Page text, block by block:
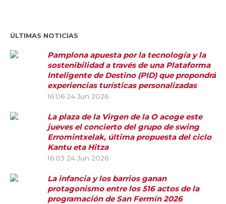
ÚLTIMAS NOTICIAS
Pamplona apuesta por la tecnología y la
sostenibilidad a través de una Plataforma
Inteligente de Destino (PID) que propondrá
experiencias turísticas personalizadas
16:06 24 Jun 2026
La plaza de la Virgen de la O acoge este
jueves el concierto del grupo de swing
Erromintxelak, última propuesta del ciclo
Kantu eta Hitza
16:03 24 Jun 2026
La infancia y los barrios ganan
protagonismo entre los 516 actos de la
programación de San Fermín 2026